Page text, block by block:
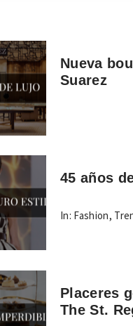
Nueva
Suarez
45 años
In: Fashion,
Placeres
The St.